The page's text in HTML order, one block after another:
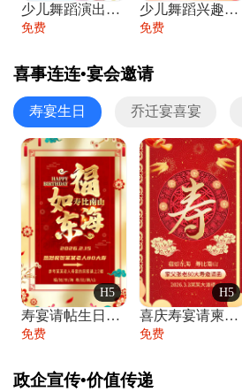
少儿舞蹈演出舞蹈比赛跳舞大赛文艺汇演活动
免费
少儿舞蹈兴趣班艺术培训学校招生宣传
免费
喜事连连•宴会邀请
寿宴生日 乔迁宴喜宴
H5
寿宴请帖生日宴邀请函老人寿星生日快乐祝寿
免费
H5
喜庆寿宴请柬老人生日宴会邀请函请柬过大寿
免费
政企宣传•价值传递